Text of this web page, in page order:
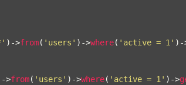
)->from( 'users' )->where( 'active = 1' )-
>from( 'users' )->where( 'active = 1' )->